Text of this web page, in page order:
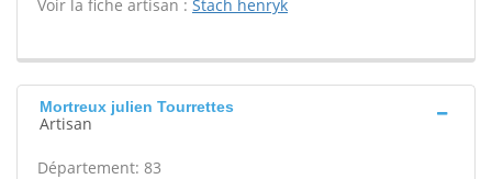
Voir la fiche artisan : Stach henryk
Mortreux julien Tourrettes
Artisan
Département: 83